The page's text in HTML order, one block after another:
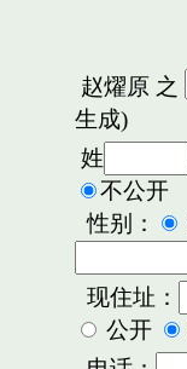
赵燿原 之
生成)
姓
不公开
性别：
现住址：
公开